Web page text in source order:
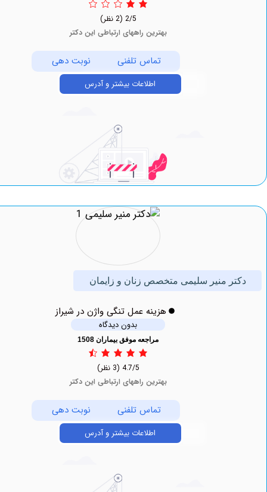
بهترین راههای ارتباطی این دکتر
تماس تلفنی نوبت دهی
اطلاعات بیشتر و آدرس
منیر سلیمی متخصص زنان و زایمان
هزینه عمل تنگی واژن در شیراز
بدون دیدگاه
مراجعه موفق بیماران 1508
بهترین راههای ارتباطی این دکتر
تماس تلفنی نوبت دهی
اطلاعات بیشتر و آدرس